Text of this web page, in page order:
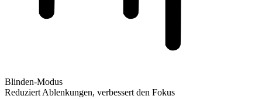
Blinden-Modus
Reduziert Ablenkungen, verbessert den Fokus